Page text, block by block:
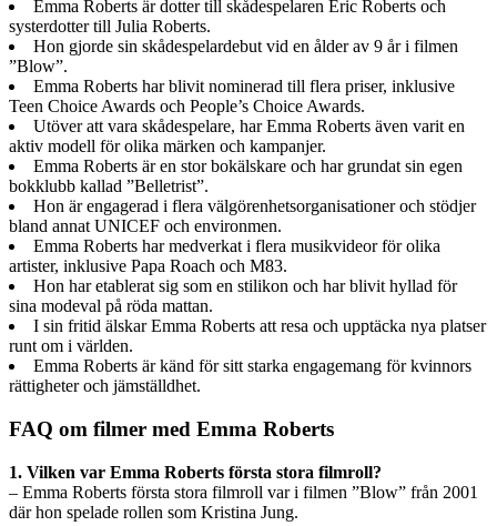
Emma Roberts är dotter till skådespelaren Eric Roberts och
systerdotter till Julia Roberts.
Hon gjorde sin skådespelardebut vid en ålder av 9 år i filmen
”Blow”.
Emma Roberts har blivit nominerad till flera priser, inklusive
Teen Choice Awards och People’s Choice Awards.
Utöver att vara skådespelare, har Emma Roberts även varit en
aktiv modell för olika märken och kampanjer.
Emma Roberts är en stor bokälskare och har grundat sin egen
bokklubb kallad ”Belletrist”.
Hon är engagerad i flera välgörenhetsorganisationer och stödjer
bland annat UNICEF och environmen.
Emma Roberts har medverkat i flera musikvideor för olika
artister, inklusive Papa Roach och M83.
Hon har etablerat sig som en stilikon och har blivit hyllad för
sina modeval på röda mattan.
I sin fritid älskar Emma Roberts att resa och upptäcka nya platser
runt om i världen.
Emma Roberts är känd för sitt starka engagemang för kvinnors
rättigheter och jämställdhet.
FAQ om filmer med Emma Roberts
1. Vilken var Emma Roberts första stora filmroll?
– Emma Roberts första stora filmroll var i filmen ”Blow” från 2001
där hon spelade rollen som Kristina Jung.